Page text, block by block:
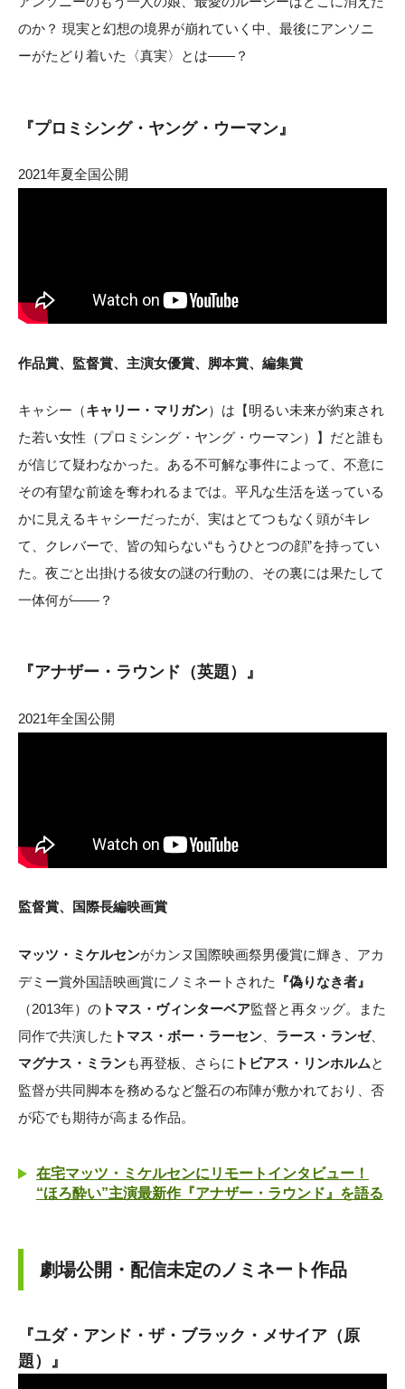
のか？ 現実と幻想の境界が崩れていく中、最後にアンソニ
ーがたどり着いた〈真実〉とは――？
『プロミシング・ヤング・ウーマン』
2021年夏全国公開
作品賞、監督賞、主演女優賞、脚本賞、編集賞
キャシー（キャリー・マリガン）は【明るい未来が約束され
た若い女性（プロミシング・ヤング・ウーマン）】だと誰も
が信じて疑わなかった。ある不可解な事件によって、不意に
その有望な前途を奪われるまでは。平凡な生活を送っている
かに見えるキャシーだったが、実はとてつもなく頭がキレ
て、クレバーで、皆の知らない“もうひとつの顔”を持ってい
た。夜ごと出掛ける彼女の謎の行動の、その裏には果たして
一体何が――？
『アナザー・ラウンド（英題）』
2021年全国公開
監督賞、国際長編映画賞
マッツ・ミケルセンがカンヌ国際映画祭男優賞に輝き、アカ
デミー賞外国語映画賞にノミネートされた
『偽りなき者』
（2013年）の トマス・ヴィンターベア監督と再タッグ。また
同作で共演した トマス・ボー・ラーセン ラース・ランゼ、
マグナス・ミランも再登板、さらに トビアス・リンホルムと
監督が共同脚本を務めるなど盤石の布陣が敷かれており、否
が応でも期待が高まる作品。
在宅マッツ・ミケルセンにリモートインタビュー！
“ほろ酔い”主演最新作『アナザー・ラウンド』を語る
劇場公開・配信未定のノミネート作品
『ユダ・アンド・ザ・ブラック・メサイア（原
題）』